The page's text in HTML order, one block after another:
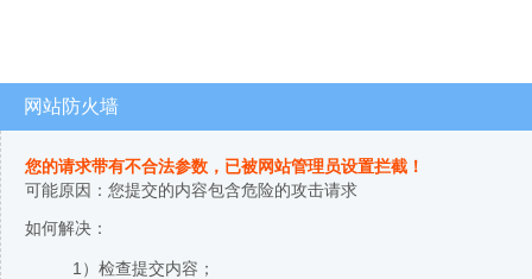
网站防火墙
您的请求带有不合法参数，已被网站管理员设置拦截！
可能原因：您提交的内容包含危险的攻击请求
如何解决：
1）检查提交内容；